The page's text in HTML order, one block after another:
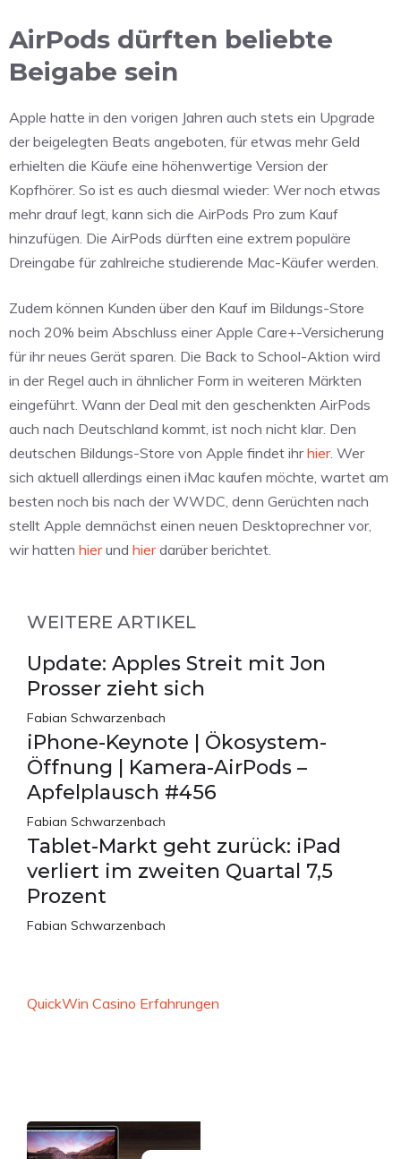
AirPods dürften beliebte
Beigabe sein
Apple hatte in den vorigen Jahren auch stets ein Upgrade
der beigelegten Beats angeboten, für etwas mehr Geld
erhielten die Käufe eine höhenwertige Version der
Kopfhörer. So ist es auch diesmal wieder: Wer noch etwas
mehr drauf legt, kann sich die AirPods Pro zum Kauf
hinzufügen. Die AirPods dürften eine extrem populäre
Dreingabe für zahlreiche studierende Mac-Käufer werden.
Zudem können Kunden über den Kauf im Bildungs-Store
noch 20% beim Abschluss einer Apple Care+-Versicherung
für ihr neues Gerät sparen. Die Back to School-Aktion wird
in der Regel auch in ähnlicher Form in weiteren Märkten
eingeführt. Wann der Deal mit den geschenkten AirPods
auch nach Deutschland kommt, ist noch nicht klar. Den
deutschen Bildungs-Store von Apple findet ihrhier. Wer
sich aktuell allerdings einen iMac kaufen möchte, wartet am
besten noch bis nach der WWDC, denn Gerüchten nach
stellt Apple demnächst einen neuen Desktoprechner vor,
wir hatten hierund hierdarüber berichtet.
WEITERE ARTIKEL
Update: Apples Streit mit Jon
Prosser zieht sich
Fabian Schwarzenbach
iPhone-Keynote | Ökosystem-
Öffnung | Kamera-AirPods –
Apfelplausch #456
Fabian Schwarzenbach
Tablet-Markt geht zurück: iPad
verliert im zweiten Quartal 7,5
Prozent
Fabian Schwarzenbach
QuickWin Casino Erfahrungen